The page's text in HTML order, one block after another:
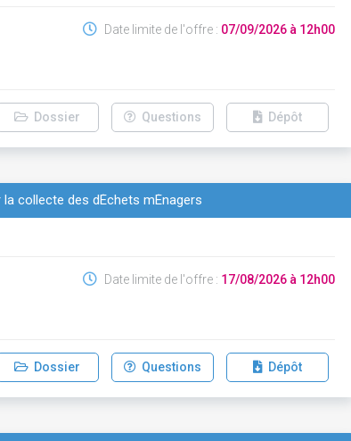
Date limite de l'offre : 07/09/2026 à 12h00
Dossier Questions Dépôt
collecte des dÉchets mÉnagers
Date limite de l'offre : 17/08/2026 à 12h00
Dossier Questions Dépôt